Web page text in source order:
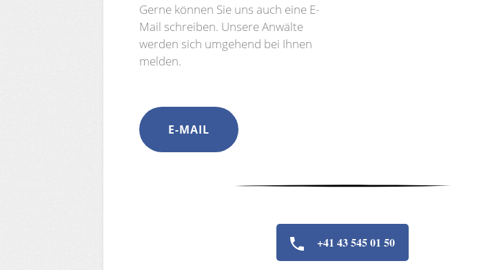
Gerne können Sie uns auch eine E-
Mail schreiben. Unsere Anwälte
werden sich umgehend bei Ihnen
melden.
E-MAIL
+41 43 545 01 50